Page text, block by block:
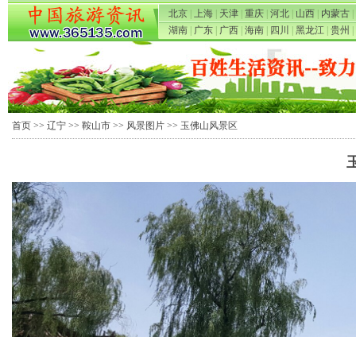
北京 上海 天津 重庆 河北 山西 内蒙古
湖南
广东 广西 海南 四川 黑龙江 贵州
首页 >> 辽宁 >> 鞍山市 >> 风景图片 >> 玉佛山风景区